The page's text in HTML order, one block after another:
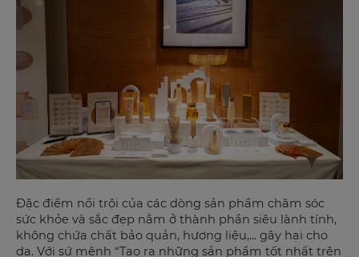
Đặc điểm nổi trội của các dòng sản phẩm chăm sóc
sức khỏe và sắc đẹp nằm ở thành phần siêu lành tính,
không chứa chất bảo quản, hương liệu,... gây hại cho
da. Với sứ mệnh “Tạo ra những sản phẩm tốt nhất trên